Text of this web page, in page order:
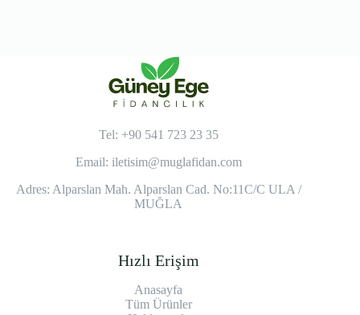
Tel: +90 541 723 23 35
Email: iletisim@muglafidan.com
Adres: Alparslan Mah. Alparslan Cad. No:11C/C ULA /
MUĞLA
Hızlı Erişim
Anasayfa
Tüm Ürünler